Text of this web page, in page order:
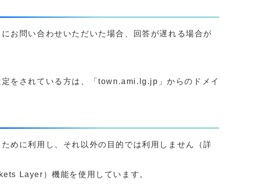
お問い合わせいただいた場合、回答が遅れる場合が
をされている方は、「town.ami.lg.jp」からのドメイ
めに利用し、それ以外の目的では利用しません（詳
Layer）機能を使用しています。